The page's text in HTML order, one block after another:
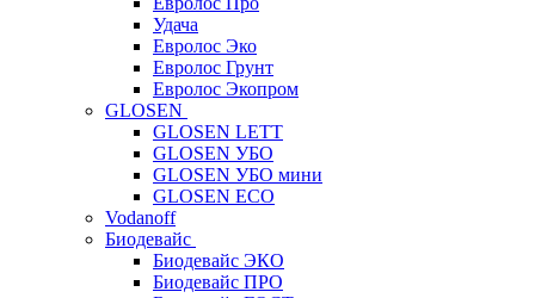
Удача
Евролос Эко
Евролос Грунт
Евролос Экопром
GLOSEN
GLOSEN LETT
GLOSEN УБО
GLOSEN УБО мини
GLOSEN ECO
Vodanoff
Биодевайс
Биодевайс ЭКО
Биодевайс ПРО